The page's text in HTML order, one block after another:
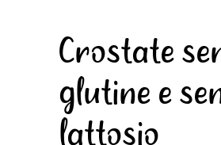
Crostate
glutine e
lattosio